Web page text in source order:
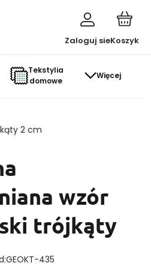
Zaloguj sieKoszyk
Tekstylia
domowe
Więcej
2 cm
wzór
trójkąty
GEOKT-435